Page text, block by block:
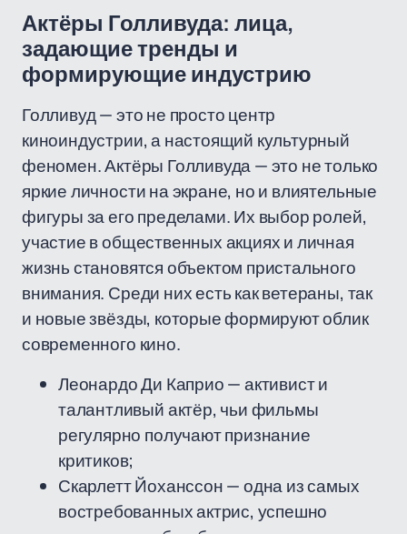
Актёры Голливуда: лица,
задающие тренды и
формирующие индустрию
Голливуд — это не просто центр
киноиндустрии, а настоящий культурный
феномен. Актёры Голливуда — это не только
яркие личности на экране, но и влиятельные
фигуры за его пределами. Их выбор ролей,
участие в общественных акциях и личная
жизнь становятся объектом пристального
внимания. Среди них есть как ветераны, так
и новые звёзды, которые формируют облик
современного кино.
Леонардо Ди Каприо — активист и
талантливый актёр, чьи фильмы
регулярно получают признание
критиков;
Скарлетт Йоханссон — одна из самых
востребованных актрис, успешно